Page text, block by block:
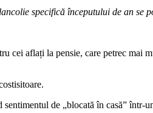
specifică începutului de an se
cei aflați la pensie, care petrec mai
de „blocată în casă” într-